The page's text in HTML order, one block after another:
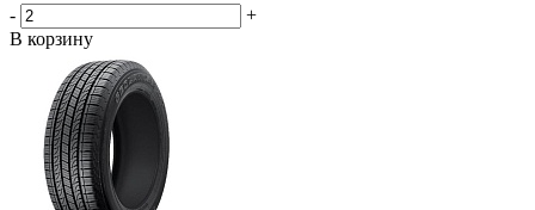
-
+
В корзину